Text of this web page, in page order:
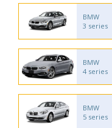
BMW
3 series
BMW
4 series
BMW
5 series